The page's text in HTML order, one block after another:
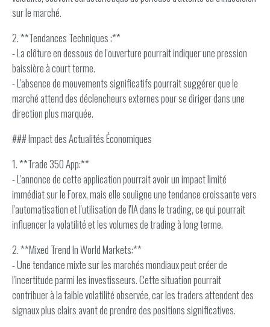
sur le marché.
2. **Tendances Techniques :**
- La clôture en dessous de l'ouverture pourrait indiquer une pression
baissière à court terme.
- L'absence de mouvements significatifs pourrait suggérer que le
marché attend des déclencheurs externes pour se diriger dans une
direction plus marquée.
### Impact des Actualités Économiques
1. **Trade 350 App:**
- L'annonce de cette application pourrait avoir un impact limité
immédiat sur le Forex, mais elle souligne une tendance croissante vers
l'automatisation et l'utilisation de l'IA dans le trading, ce qui pourrait
influencer la volatilité et les volumes de trading à long terme.
2. **Mixed Trend In World Markets:**
- Une tendance mixte sur les marchés mondiaux peut créer de
l'incertitude parmi les investisseurs. Cette situation pourrait
contribuer à la faible volatilité observée, car les traders attendent des
signaux plus clairs avant de prendre des positions significatives.